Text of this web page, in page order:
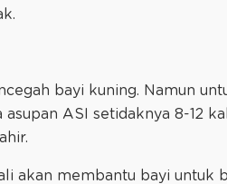
bayi kuning. Namun
ASI setidaknya 8-12
akan membantu bayi untuk